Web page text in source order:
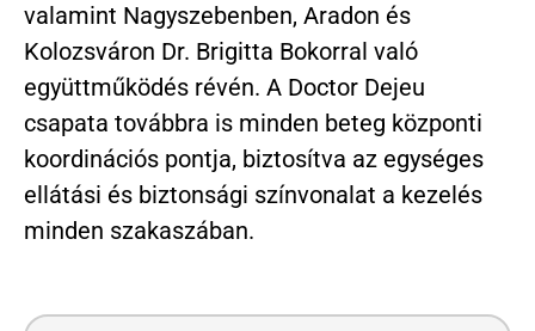
valamint Nagyszebenben, Aradon és
Kolozsváron Dr. Brigitta Bokorral való
együttműködés révén. A Doctor Dejeu
csapata továbbra is minden beteg központi
koordinációs pontja, biztosítva az egységes
ellátási és biztonsági színvonalat a kezelés
minden szakaszában.